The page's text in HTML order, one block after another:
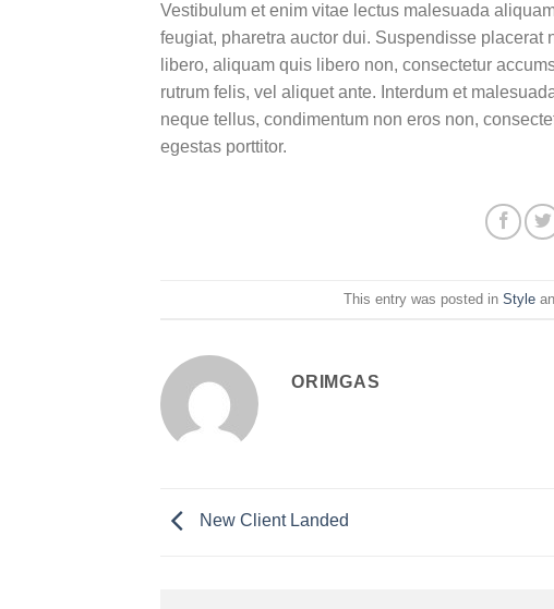
Vestibulum et enim vitae lectus malesuada
feugiat, pharetra auctor dui. Suspendisse
libero, aliquam quis libero non, consectetur
rutrum felis, vel aliquet ante. Interdum et
neque tellus, condimentum non eros non,
egestas porttitor.
This entry was posted inStyle
ORIMGAS
New Client Landed